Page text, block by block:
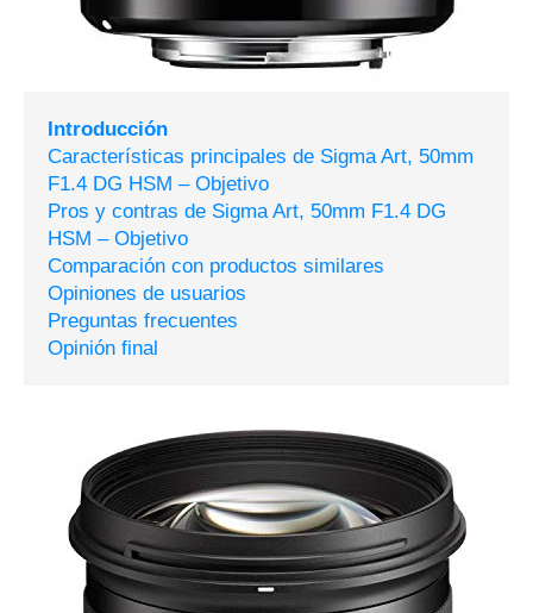
Introducción
Características principales de Sigma Art, 50mm
F1.4 DG HSM – Objetivo
Pros y contras de Sigma Art, 50mm F1.4 DG
HSM – Objetivo
Comparación con productos similares
Opiniones de usuarios
Preguntas frecuentes
Opinión final